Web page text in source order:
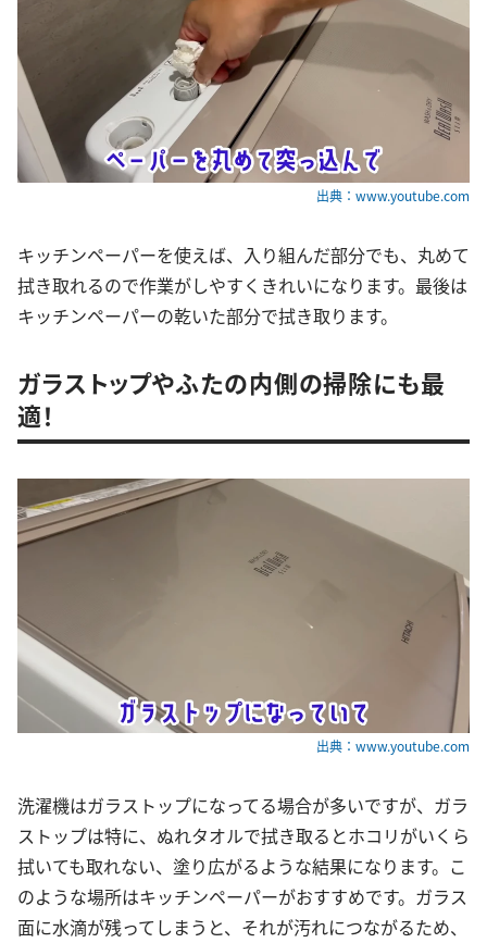
出典：www.youtube.com
キッチンペーパーを使えば、入り組んだ部分でも、丸めて
拭き取れるので作業がしやすくきれいになります。最後は
キッチンペーパーの乾いた部分で拭き取ります。
ガラストップやふたの内側の掃除にも最
適！
出典：www.youtube.com
洗濯機はガラストップになってる場合が多いですが、ガラ
ストップは特に、ぬれタオルで拭き取るとホコリがいくら
拭いても取れない、塗り広がるような結果になります。こ
のような場所はキッチンペーパーがおすすめです。ガラス
面に水滴が残ってしまうと、それが汚れにつながるため、